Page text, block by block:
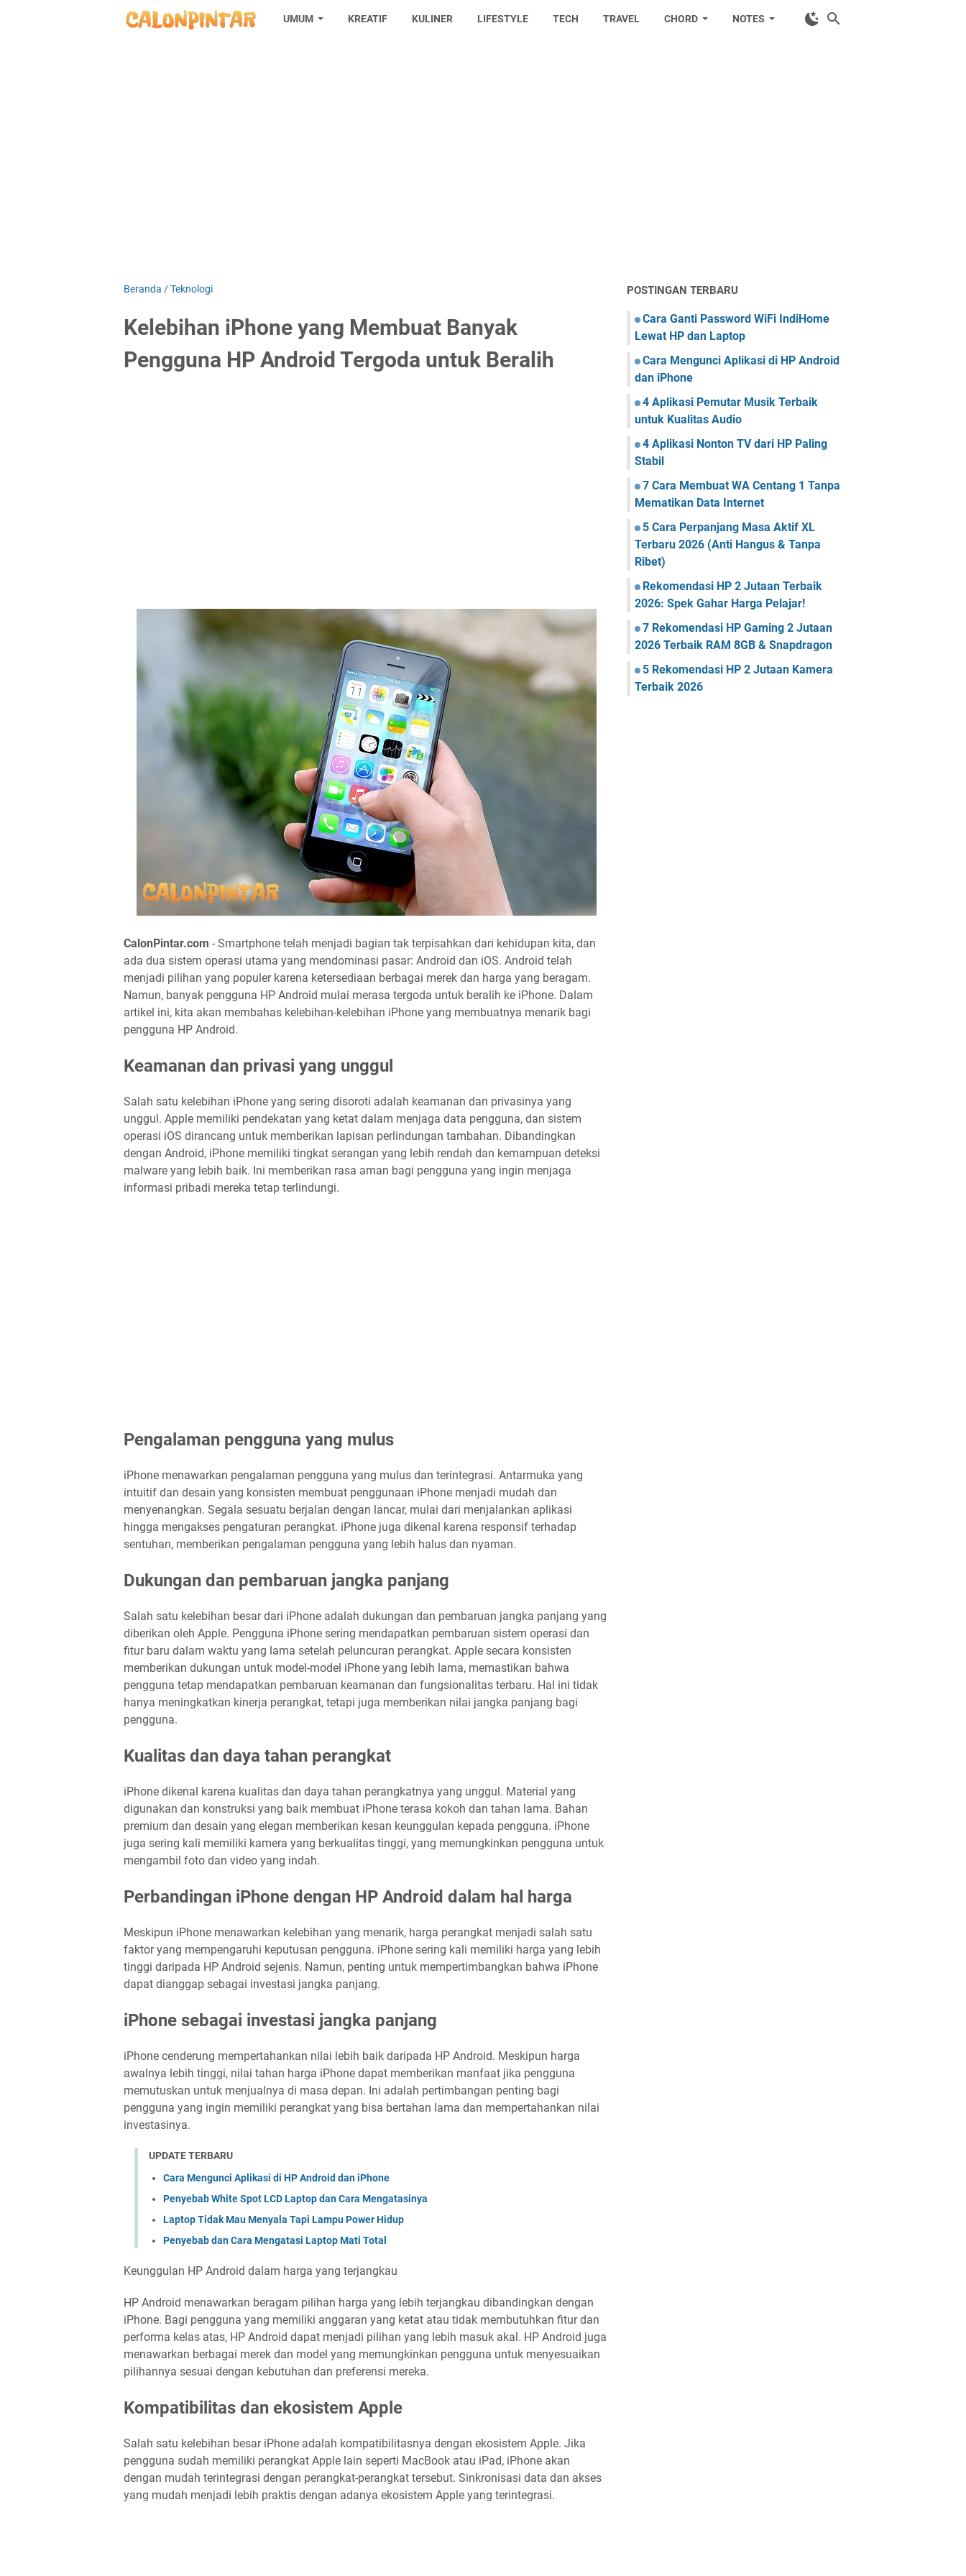
UMUM KREATIF KULINER LIFESTYLE TECH TRAVEL CHORD NOTES
Beranda /Teknologi
Kelebihan iPhone yang Membuat Banyak
Pengguna HP Android Tergoda untuk Beralih
CalonPintar.com - Smartphone telah menjadi bagian tak terpisahkan dari kehidupan kita, dan
ada dua sistem operasi utama yang mendominasi pasar: Android dan iOS. Android telah
menjadi pilihan yang populer karena ketersediaan berbagai merek dan harga yang beragam.
Namun, banyak pengguna HP Android mulai merasa tergoda untuk beralih ke iPhone. Dalam
artikel ini, kita akan membahas kelebihan-kelebihan iPhone yang membuatnya menarik bagi
pengguna HP Android.
Keamanan dan privasi yang unggul
Salah satu kelebihan iPhone yang sering disoroti adalah keamanan dan privasinya yang
unggul. Apple memiliki pendekatan yang ketat dalam menjaga data pengguna, dan sistem
operasi iOS dirancang untuk memberikan lapisan perlindungan tambahan. Dibandingkan
dengan Android, iPhone memiliki tingkat serangan yang lebih rendah dan kemampuan deteksi
malware yang lebih baik. Ini memberikan rasa aman bagi pengguna yang ingin menjaga
informasi pribadi mereka tetap terlindungi.
Pengalaman pengguna yang mulus
iPhone menawarkan pengalaman pengguna yang mulus dan terintegrasi. Antarmuka yang
intuitif dan desain yang konsisten membuat penggunaan iPhone menjadi mudah dan
menyenangkan. Segala sesuatu berjalan dengan lancar, mulai dari menjalankan aplikasi
hingga mengakses pengaturan perangkat. iPhone juga dikenal karena responsif terhadap
sentuhan, memberikan pengalaman pengguna yang lebih halus dan nyaman.
Dukungan dan pembaruan jangka panjang
Salah satu kelebihan besar dari iPhone adalah dukungan dan pembaruan jangka panjang yang
diberikan oleh Apple. Pengguna iPhone sering mendapatkan pembaruan sistem operasi dan
fitur baru dalam waktu yang lama setelah peluncuran perangkat. Apple secara konsisten
memberikan dukungan untuk model-model iPhone yang lebih lama, memastikan bahwa
pengguna tetap mendapatkan pembaruan keamanan dan fungsionalitas terbaru. Hal ini tidak
hanya meningkatkan kinerja perangkat, tetapi juga memberikan nilai jangka panjang bagi
pengguna.
Kualitas dan daya tahan perangkat
iPhone dikenal karena kualitas dan daya tahan perangkatnya yang unggul. Material yang
digunakan dan konstruksi yang baik membuat iPhone terasa kokoh dan tahan lama. Bahan
premium dan desain yang elegan memberikan kesan keunggulan kepada pengguna. iPhone
juga sering kali memiliki kamera yang berkualitas tinggi, yang memungkinkan pengguna untuk
mengambil foto dan video yang indah.
Perbandingan iPhone dengan HP Android dalam hal harga
Meskipun iPhone menawarkan kelebihan yang menarik, harga perangkat menjadi salah satu
faktor yang mempengaruhi keputusan pengguna. iPhone sering kali memiliki harga yang lebih
tinggi daripada HP Android sejenis. Namun, penting untuk mempertimbangkan bahwa iPhone
dapat dianggap sebagai investasi jangka panjang.
iPhone sebagai investasi jangka panjang
iPhone cenderung mempertahankan nilai lebih baik daripada HP Android. Meskipun harga
awalnya lebih tinggi, nilai tahan harga iPhone dapat memberikan manfaat jika pengguna
memutuskan untuk menjualnya di masa depan. Ini adalah pertimbangan penting bagi
pengguna yang ingin memiliki perangkat yang bisa bertahan lama dan mempertahankan nilai
investasinya.
UPDATE TERBARU
Cara Mengunci Aplikasi di HP Android dan iPhone
Penyebab White Spot LCD Laptop dan Cara Mengatasinya
Laptop Tidak Mau Menyala Tapi Lampu Power Hidup
Penyebab dan Cara Mengatasi Laptop Mati Total
Keunggulan HP Android dalam harga yang terjangkau
HP Android menawarkan beragam pilihan harga yang lebih terjangkau dibandingkan dengan
iPhone. Bagi pengguna yang memiliki anggaran yang ketat atau tidak membutuhkan fitur dan
performa kelas atas, HP Android dapat menjadi pilihan yang lebih masuk akal. HP Android juga
menawarkan berbagai merek dan model yang memungkinkan pengguna untuk menyesuaikan
pilihannya sesuai dengan kebutuhan dan preferensi mereka.
Kompatibilitas dan ekosistem Apple
Salah satu kelebihan besar iPhone adalah kompatibilitasnya dengan ekosistem Apple. Jika
pengguna sudah memiliki perangkat Apple lain seperti MacBook atau iPad, iPhone akan
dengan mudah terintegrasi dengan perangkat-perangkat tersebut. Sinkronisasi data dan akses
yang mudah menjadi lebih praktis dengan adanya ekosistem Apple yang terintegrasi.
POSTINGAN TERBARU
Cara Ganti Password WiFi IndiHome
Lewat HP dan Laptop
Cara Mengunci Aplikasi di HP Android
dan iPhone
4 Aplikasi Pemutar Musik Terbaik
untuk Kualitas Audio
4 Aplikasi Nonton TV dari HP Paling
Stabil
7 Cara Membuat WA Centang 1 Tanpa
Mematikan Data Internet
5 Cara Perpanjang Masa Aktif XL
Terbaru 2026 (Anti Hangus & Tanpa
Ribet)
Rekomendasi HP 2 Jutaan Terbaik
2026: Spek Gahar Harga Pelajar!
7 Rekomendasi HP Gaming 2 Jutaan
2026 Terbaik RAM 8GB & Snapdragon
5 Rekomendasi HP 2 Jutaan Kamera
Terbaik 2026